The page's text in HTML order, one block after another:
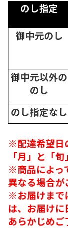
のし指定
御中元のし
御中元以外の
のし
のし指定なし
※配達希望日
「月」と「
※商品によっ
異なる場合が
※お届けまで
は、お届けに
あらかじめ